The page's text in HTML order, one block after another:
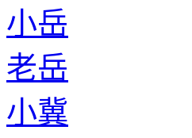
小岳
老岳
小冀